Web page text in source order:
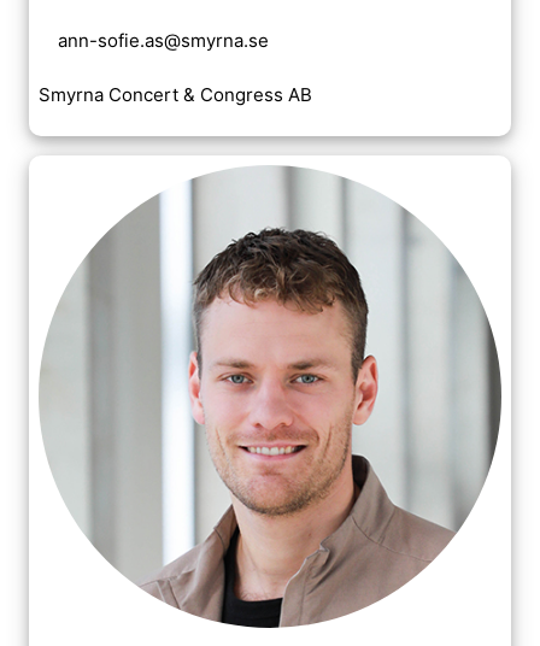
ann-sofie.as@smyrna.se
Smyrna Concert & Congress AB